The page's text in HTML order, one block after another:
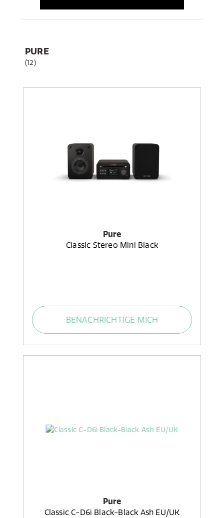
PURE
(12)
Pure
Classic Stereo Mini Black
BENACHRICHTIGE MICH
Pure
Classic C-D6i Black-Black Ash EU/UK